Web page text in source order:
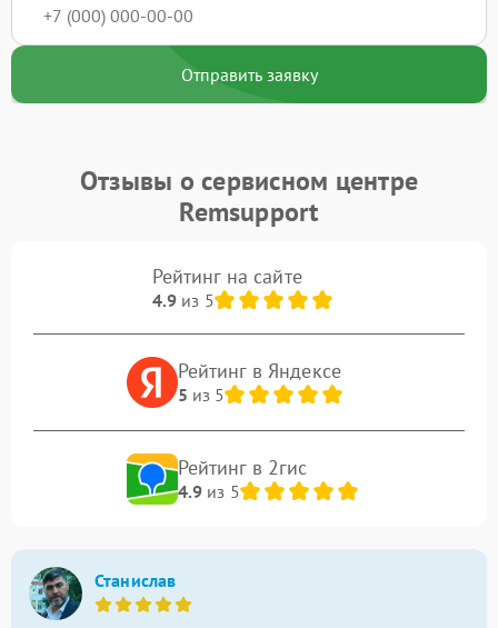
Отправить заявку
Отзывы о сервисном центре
Remsupport
Рейтинг на сайте
4.9из 5
Рейтинг в Яндексе
5 из 5
Рейтинг в 2гис
4.9из 5
Станислав